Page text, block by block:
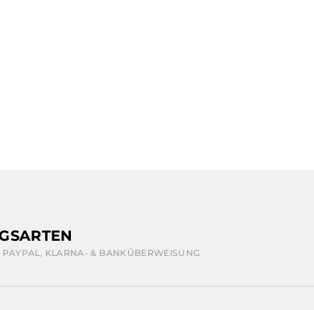
PAYPAL, KLARNA- & BANKÜBERWEISUNG